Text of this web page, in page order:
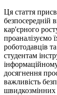
Ця стаття
безпосередній
кар'єрного
проаналізуємо
роботодавців
студентам
досягнення
важливість
швидкозмінних